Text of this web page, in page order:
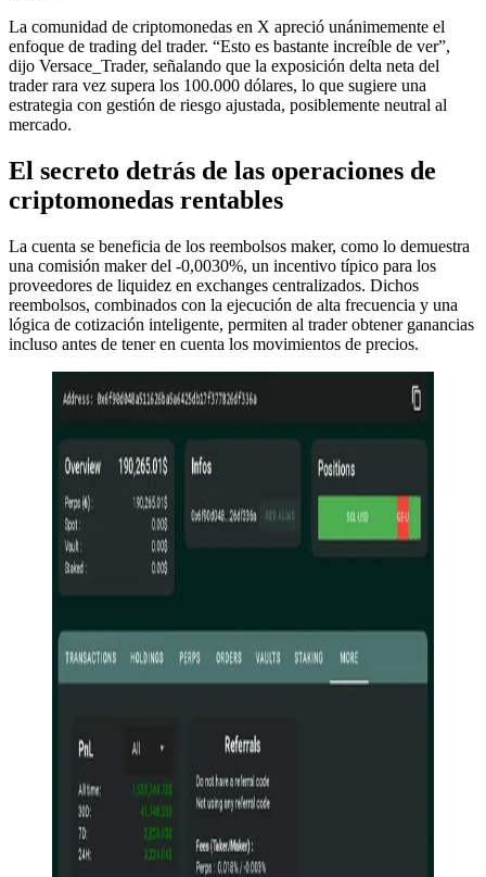
La comunidad de criptomonedas en X apreció unánimemente el
enfoque de trading del trader. “Esto es bastante increíble de ver”,
dijo Versace_Trader, señalando que la exposición delta neta del
trader rara vez supera los 100.000 dólares, lo que sugiere una
estrategia con gestión de riesgo ajustada, posiblemente neutral al
mercado.
El secreto detrás de las operaciones de
criptomonedas rentables
La cuenta se beneficia de los reembolsos maker, como lo demuestra
una comisión maker del -0,0030%, un incentivo típico para los
proveedores de liquidez en exchanges centralizados. Dichos
reembolsos, combinados con la ejecución de alta frecuencia y una
lógica de cotización inteligente, permiten al trader obtener ganancias
incluso antes de tener en cuenta los movimientos de precios.